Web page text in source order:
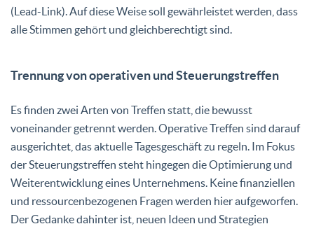
(Lead-Link). Auf diese Weise soll gewährleistet werden, dass
alle Stimmen gehört und gleichberechtigt sind.
Trennung von operativen und Steuerungstreffen
Es finden zwei Arten von Treffen statt, die bewusst
voneinander getrennt werden. Operative Treffen sind darauf
ausgerichtet, das aktuelle Tagesgeschäft zu regeln. Im Fokus
der Steuerungstreffen steht hingegen die Optimierung und
Weiterentwicklung eines Unternehmens. Keine finanziellen
und ressourcenbezogenen Fragen werden hier aufgeworfen.
Der Gedanke dahinter ist, neuen Ideen und Strategien